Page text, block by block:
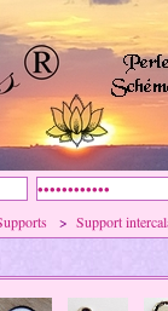
> Support